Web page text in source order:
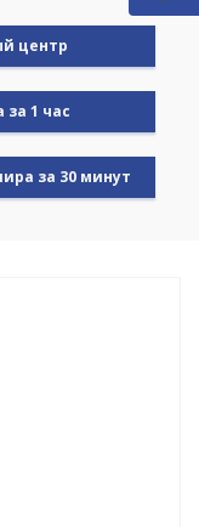
центр
1 час
за 30 минут